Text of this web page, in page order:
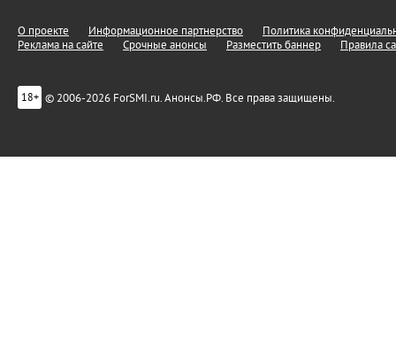
О проекте Информационное партнерство
Политика
Реклама на сайте
Срочные анонсы Разместить баннер Правила
18+ © 2006-2026 ForSMI.ru. Анонсы.РФ. Все права защищены.